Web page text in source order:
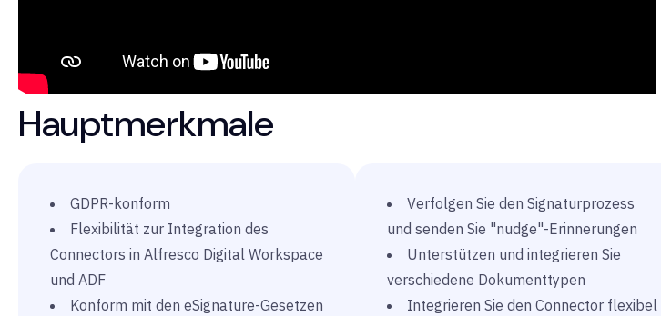
Hauptmerkmale
GDPR-konform
Flexibilität zur Integration des
Connectors in Alfresco Digital Workspace
und ADF
Konform mit den eSignature-Gesetzen
Verfolgen Sie den Signaturprozess
und senden Sie "nudge"-Erinnerungen
Unterstützen und integrieren Sie
verschiedene Dokumenttypen
Integrieren Sie den Connector flexibel